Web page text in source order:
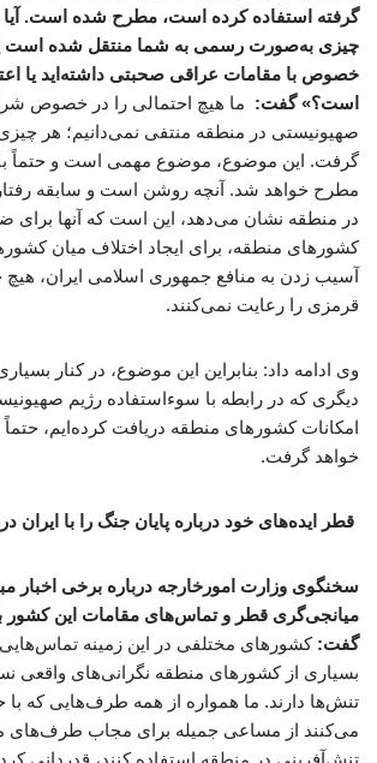
گرفته استفاده کرده است، مطرح شده است.
چیزی به‌صورت رسمی به شما منتقل شده است یا
خصوص با مقامات عراقی صحبتی داشته‌اید یا
است؟» گفت: ما هیچ احتمالی را در خصوص
صهیونیستی در منطقه منتفی نمی‌دانیم؛ هر
گرفت. این موضوع، موضوع مهمی است و حتماً
مطرح خواهد شد. آنچه روشن است و سابقه
در منطقه نشان می‌دهد، این است که آنها برای
کشورهای منطقه، برای ایجاد اختلاف میان
آسیب زدن به منافع جمهوری اسلامی ایران،
قرمزی را رعایت نمی‌کنند.
وی ادامه داد: بنابراین این موضوع، در کنار
دیگری که در رابطه با سوءاستفاده رژیم
امکانات کشورهای منطقه دریافت کرده‌ایم،
خواهد گرفت.
قطر ایده‌های خود درباره پایان جنگ را با ایران
سخنگوی وزارت امورخارجه درباره برخی اخبار
میانجی‌گری قطر و تماس‌های مقامات این کشور
گفت: کشورهای مختلفی در این زمینه تماس‌هایی
بسیاری از کشورهای منطقه نگرانی‌های واقعی
تنش‌ها دارند. ما همواره از همه طرف‌هایی که
می‌کنند از مساعی جمیله برای مجاب طرف‌های
تنش‌آفرینی در منطقه استفاده کنند، قدردانی